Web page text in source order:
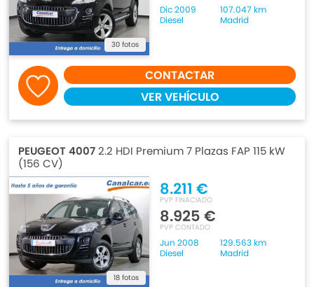
30 fotos
Dic 2009
107.047 km
Diesel
Madrid
CONTACTAR
VER VEHÍCULO
PEUGEOT 40072.2 HDI Premium 7 Plazas FAP 115 kW
(156 CV)
18 fotos
8.211 €
PVP FINACIADO
8.925 €
PVP CONTADO
Jun 2008
129.563 km
Diesel
Madrid